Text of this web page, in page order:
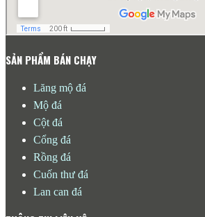
SẢN PHẨM BÁN CHẠY
Lăng mộ đá
Mộ đá
Cột đá
Cổng đá
Rồng đá
Cuốn thư đá
Lan can đá